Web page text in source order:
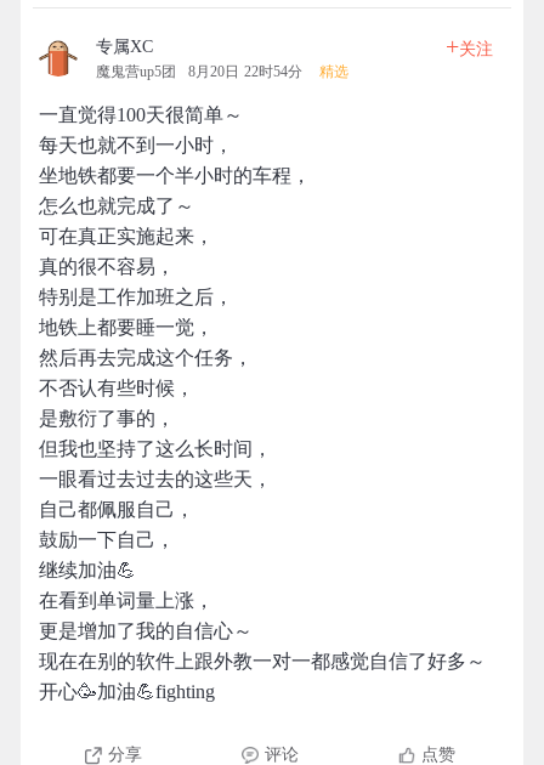
专属XC
魔鬼营up5团 8月20日 22时54分 精选
+关注
一直觉得100天很简单～
每天也就不到一小时，
坐地铁都要一个半小时的车程，
怎么也就完成了～
可在真正实施起来，
真的很不容易，
特别是工作加班之后，
地铁上都要睡一觉，
然后再去完成这个任务，
不否认有些时候，
是敷衍了事的，
但我也坚持了这么长时间，
一眼看过去过去的这些天，
自己都佩服自己，
鼓励一下自己，
继续加油💪
在看到单词量上涨，
更是增加了我的自信心～
现在在别的软件上跟外教一对一都感觉自信了好多～
开心🥳加油💪fighting
分享 评论 点赞